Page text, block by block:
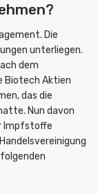
Die
unterliegen.
dem
Biotech Aktien
das die
Nun davon
Impfstoffe